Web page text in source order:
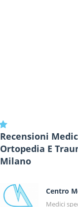
Recensioni
Ortopedia E
Milano
Centro
Medici